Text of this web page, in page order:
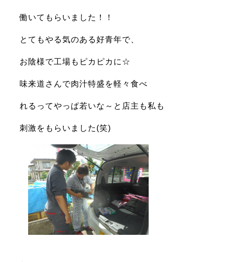
働いてもらいました！！
とてもやる気のある好青年で、
お陰様で工場もピカピカに☆
味来道さんで肉汁特盛を軽々食べ
れる ってやっぱ若いな～と店主も私も
刺激をもらいました(笑)